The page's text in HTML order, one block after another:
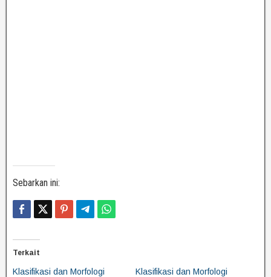
Sebarkan ini:
Terkait
Klasifikasi dan Morfologi
Klasifikasi dan Morfologi